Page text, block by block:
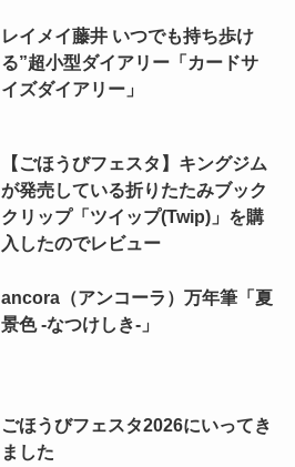
レイメイ藤井 いつでも持ち歩け
る”超小型ダイアリー「カードサ
イズダイアリー」
【ごほうびフェスタ】キングジム
が発売している折りたたみブック
クリップ「ツイップ(Twip)」を購
入したのでレビュー
ancora（アンコーラ）万年筆「夏
景色 -なつけしき-」
ごほうびフェスタ2026にいってき
ました